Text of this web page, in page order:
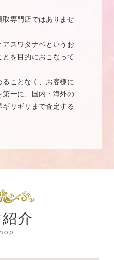
取専門店ではありませ
アスワタナベというお
とを目的におこなって
ことなく、お客様に
第一に、国内・海外の
リギリまで査定する
介